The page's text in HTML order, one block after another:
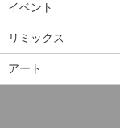
イベント
リミックス
アート